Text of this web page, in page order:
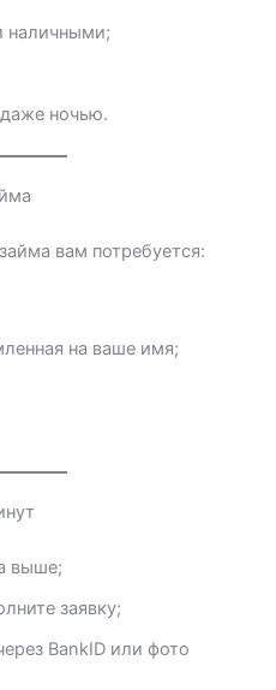
наличными;
ночью.
вам потребуется:
на ваше имя;
выше;
заявку;
BankID или фото